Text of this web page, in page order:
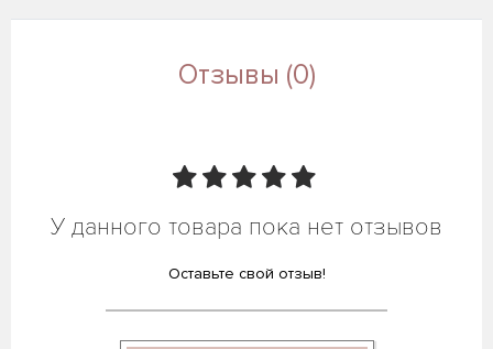
Отзывы (0)
У данного товара пока нет отзывов
Оставьте свой отзыв!